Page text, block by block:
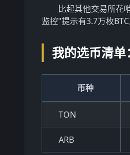
比起其他交易所花
监控"提示有3.7万枚
我的选币清
币种
TON
ARB